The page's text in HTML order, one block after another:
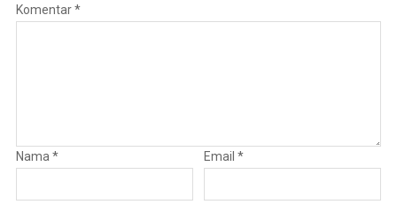
Komentar*
Nama * Email*